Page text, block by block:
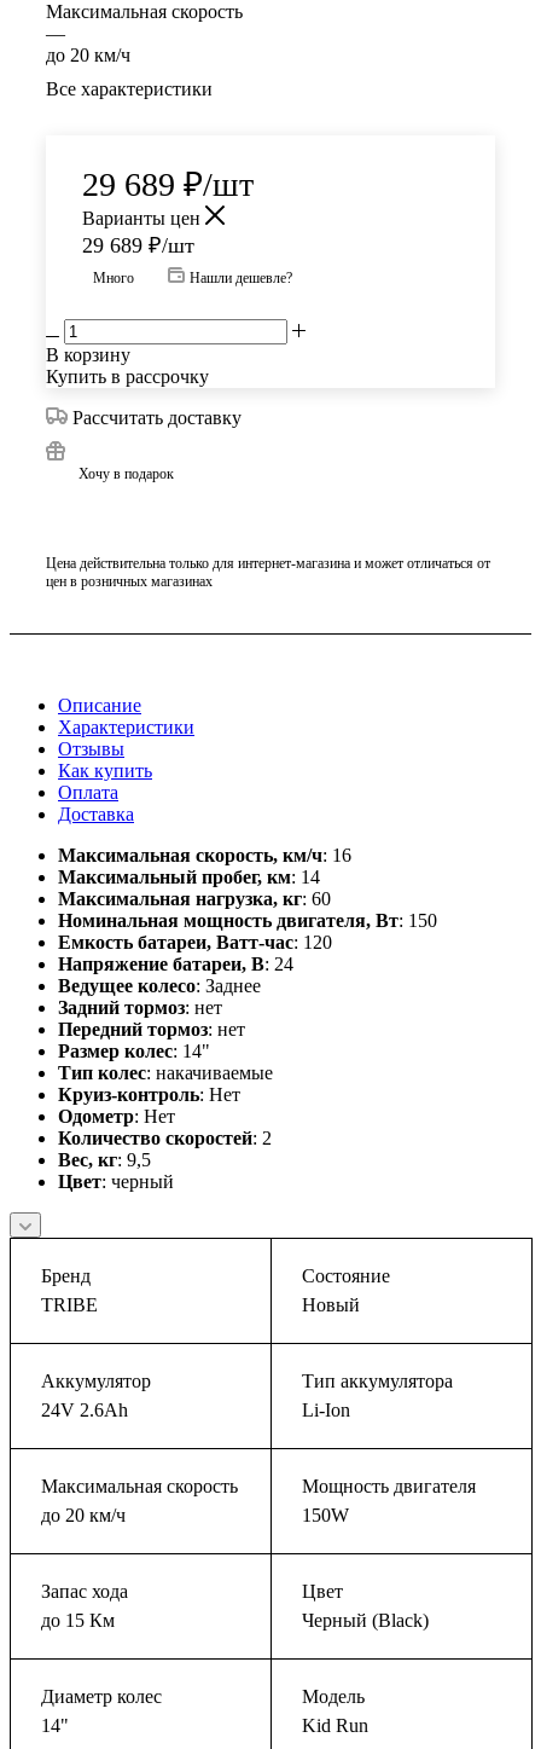
Максимальная скорость
—
до 20 км/ч
Все характеристики
29 689 ₽/шт
Варианты цен
29 689 ₽/шт
Много Нашли дешевле?
В корзину
Купить в рассрочку
Рассчитать доставку
Хочу в подарок
Цена действительна только для интернет-магазина и может отличаться от
цен в розничных магазинах
Описание
Характеристики
Отзывы
Как купить
Оплата
Доставка
Максимальная скорость, км/ч: 16
Максимальный пробег, км: 14
Максимальная нагрузка, кг: 60
Номинальная мощность двигателя, Вт: 150
Емкость батареи, Ватт-час: 120
Напряжение батареи, В: 24
Ведущее колесо: Заднее
Задний тормоз: нет
Передний тормоз: нет
Размер колес: 14"
Тип колес: накачиваемые
Круиз-контроль: Нет
Одометр: Нет
Количество скоростей: 2
Вес, кг: 9,5
Цвет: черный
Бренд
TRIBE
Состояние
Новый
Аккумулятор
24V 2.6Ah
Тип аккумулятора
Li-Ion
Максимальная скорость
до 20 км/ч
Мощность двигателя
150W
Запас хода
до 15 Км
Цвет
Черный (Black)
Диаметр колес
14"
Модель
Kid Run